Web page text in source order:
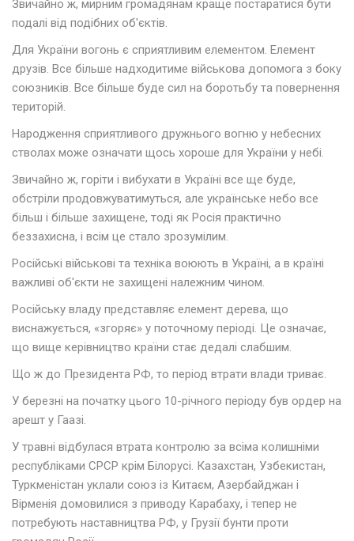
Звичайно ж, мирним громадянам краще постаратися бути
подалі від подібних об'єктів.
Для України вогонь є сприятливим елементом. Елемент
друзів. Все більше надходитиме військова допомога з боку
союзників. Все більше буде сил на боротьбу та повернення
територій.
Народження сприятливого дружнього вогню у небесних
стволах може означати щось хороше для України у небі.
Звичайно ж, горіти і вибухати в Україні все ще буде,
обстріли продовжуватимуться, але українське небо все
більш і більше захищене, тоді як Росія практично
беззахисна, і всім це стало зрозумілим.
Російські військові та техніка воюють в Україні, а в країні
важливі об'єкти не захищені належним чином.
Російську владу представляє елемент дерева, що
виснажується, «згоряє» у поточному періоді. Це означає,
що вище керівництво країни стає дедалі слабшим.
Що ж до Президента РФ, то період втрати влади триває.
У березні на початку цього 10-річного періоду був ордер на
арешт у Гаазі.
У травні відбулася втрата контролю за всіма колишніми
республіками СРСР крім Білорусі. Казахстан, Узбекистан,
Туркменістан уклали союз із Китаєм, Азербайджан і
Вірменія домовилися з приводу Карабаху, і тепер не
потребують наставництва РФ, у Грузії бунти проти